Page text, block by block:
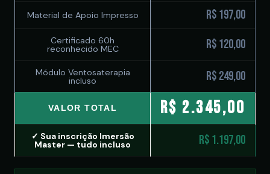
Material de Apoio Impresso R$ 197,00
Certificado 60h
reconhecido MEC R$ 120,00
Módulo Ventosaterapia
incluso R$ 249,00
VALOR TOTAL R$ 2.345,00
✓ Sua inscrição Imersão
Master — tudo incluso R$ 1.197,00